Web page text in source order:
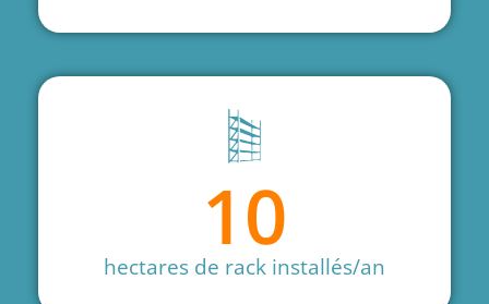
hectares de rack installés/an
10